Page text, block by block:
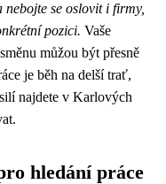
se oslovit i firmy,
pozici. Vaše
můžou být přesně
je běh na delší trať,
najdete v Karlových
hledání práce